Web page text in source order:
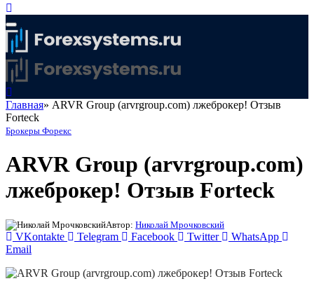
Главная» ARVR Group (arvrgroup.com) лжеброкер! Отзыв
Forteck
Брокеры Форекс
ARVR Group (arvrgroup.com)
лжеброкер! Отзыв Forteck
Автор: Николай Мрочковский
VKontakte Telegram Facebook Twitter
WhatsApp
Email